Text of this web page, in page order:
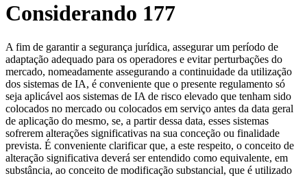
Considerando 177
A fim de garantir a segurança jurídica, assegurar um período de
adaptação adequado para os operadores e evitar perturbações do
mercado, nomeadamente assegurando a continuidade da utilização
dos sistemas de IA, é conveniente que o presente regulamento só
seja aplicável aos sistemas de IA de risco elevado que tenham sido
colocados no mercado ou colocados em serviço antes da data geral
de aplicação do mesmo, se, a partir dessa data, esses sistemas
sofrerem alterações significativas na sua conceção ou finalidade
prevista. É conveniente clarificar que, a este respeito, o conceito de
alteração significativa deverá ser entendido como equivalente, em
substância, ao conceito de modificação substancial, que é utilizado